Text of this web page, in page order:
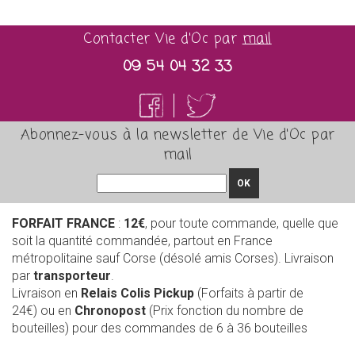
Contacter Vie d'Oc parmail
09 54 04 32 33
Abonnez-vous à la newsletter de Vie d'Oc par
mail
OK
FORFAIT FRANCE : 12€, pour toute commande, quelle que
soit la quantité commandée, partout en France
métropolitaine sauf Corse (désolé amis Corses). Livraison
par transporteur.
Livraison en Relais Colis Pickup (Forfaits à partir de
24€) ou en Chronopost (Prix fonction du nombre de
bouteilles) pour des commandes de 6 à 36 bouteilles